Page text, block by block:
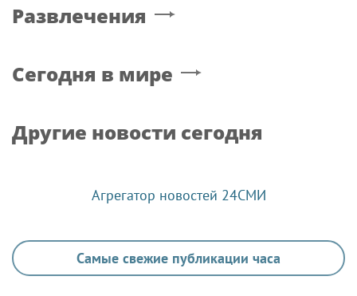
Развлечения
Сегодня в мире
Другие новости сегодня
Агрегатор новостей 24СМИ
Самые свежие публикации часа